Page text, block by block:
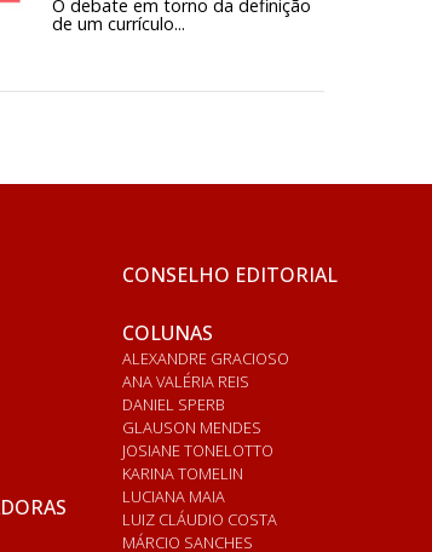
O debate em torno da definição
de um currículo...
CONSELHO EDITORIAL
COLUNAS
ALEXANDRE GRACIOSO
ANA VALÉRIA REIS
DANIEL SPERB
GLAUSON MENDES
JOSIANE TONELOTTO
KARINA TOMELIN
LUCIANA MAIA
LUIZ CLÁUDIO COSTA
MÁRCIO SANCHES